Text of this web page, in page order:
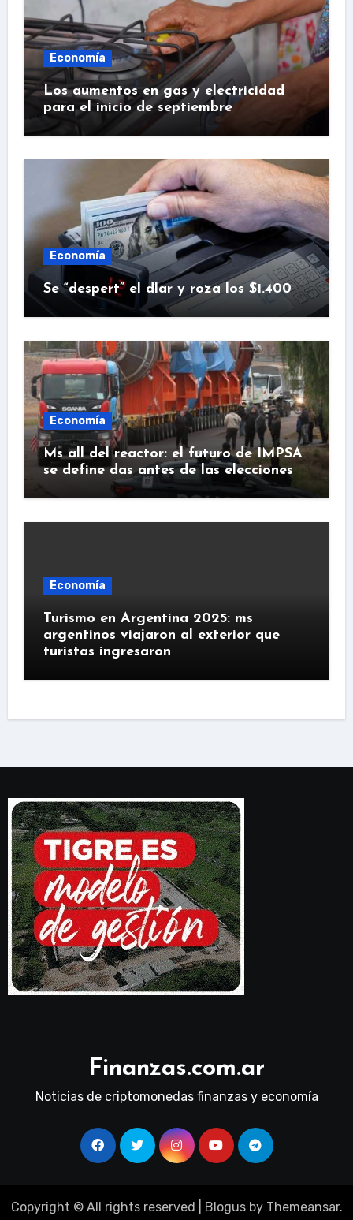
Economía
Los aumentos en gas y electricidad
para el inicio de septiembre
Economía
Se “despert” el dlar y roza los $1.400
Economía
Ms all del reactor: el futuro de IMPSA
se define das antes de las elecciones
Economía
Turismo en Argentina 2025: ms
argentinos viajaron al exterior que
turistas ingresaron
Finanzas.com.ar
Noticias de criptomonedas finanzas y economía
Copyright © All rights reserved Blogusby Themeansar.